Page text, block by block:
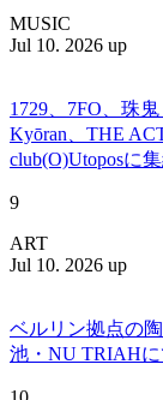
MUSIC
Jul 10. 2026 up
1729、7FO、珠
Kyōran、THE
club(O)Utoposに集
9
ART
Jul 10. 2026 up
ベルリン拠点の
池・NU TRIAHに